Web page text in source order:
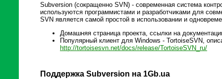
Subversion (сокращенно SVN) - современная система
используются программистами и разработчиками для
SVN является самой простой в использовании и
Домашняя страница проекта, ссылки на
Популярный клиент для Windows - TortoiseSVN,
http://tortoisesvn.net/docs/release/TortoiseSVN_ru/
Поддержка Subversion на 1Gb.ua